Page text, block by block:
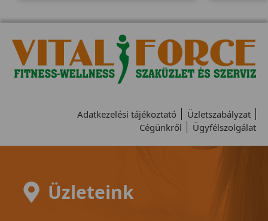
Adatkezelési tájékoztató
Üzletszabályzat
Cégünkről
Ügyfélszolgálat
Üzleteink